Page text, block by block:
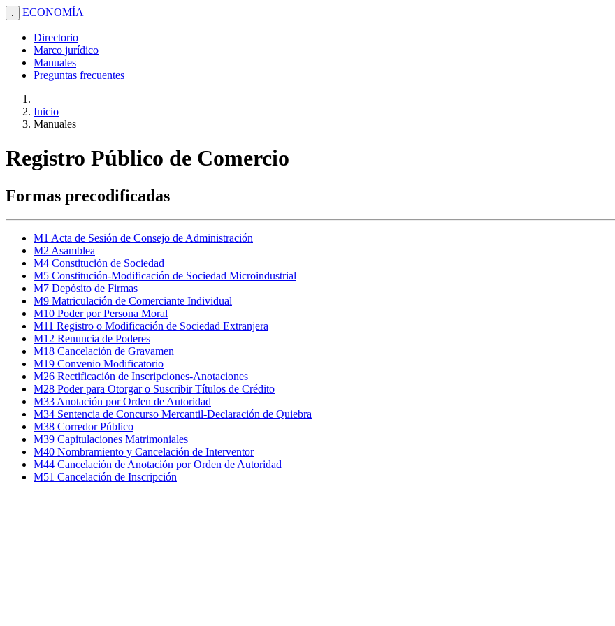
. ECONOMÍA
Directorio
Marco jurídico
Manuales
Preguntas frecuentes
Inicio
Manuales
Registro Público de Comercio
Formas precodificadas
M1 Acta de Sesión de Consejo de Administración
M2 Asamblea
M4 Constitución de Sociedad
M5 Constitución-Modificación de Sociedad Microindustrial
M7 Depósito de Firmas
M9 Matriculación de Comerciante Individual
M10 Poder por Persona Moral
M11 Registro o Modificación de Sociedad Extranjera
M12 Renuncia de Poderes
M18 Cancelación de Gravamen
M19 Convenio Modificatorio
M26 Rectificación de Inscripciones-Anotaciones
M28 Poder para Otorgar o Suscribir Títulos de Crédito
M33 Anotación por Orden de Autoridad
M34 Sentencia de Concurso Mercantil-Declaración de Quiebra
M38 Corredor Público
M39 Capitulaciones Matrimoniales
M40 Nombramiento y Cancelación de Interventor
M44 Cancelación de Anotación por Orden de Autoridad
M51 Cancelación de Inscripción